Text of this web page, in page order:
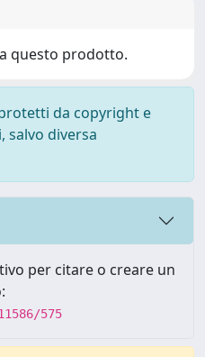
questo prodotto.
da copyright e
diversa
per citare o creare un
575